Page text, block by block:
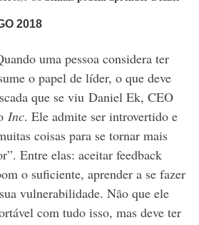
2018
uma pessoa considera ter
o papel de líder, o que deve
que se viu Daniel Ek, CEO
Inc. Ele admite ser introvertido e
coisas para se tornar mais
Entre elas: aceitar feedback
o suficiente, aprender a se fazer
vulnerabilidade. Não que ele
com tudo isso, mas deve ter